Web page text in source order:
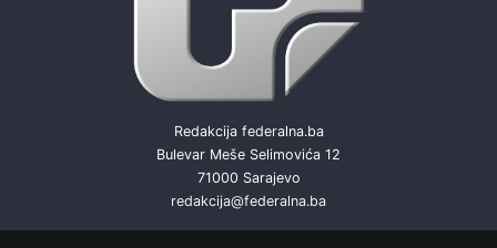
Redakcija federalna.ba
Bulevar Meše Selimovića 12
71000 Sarajevo
redakcija@federalna.ba